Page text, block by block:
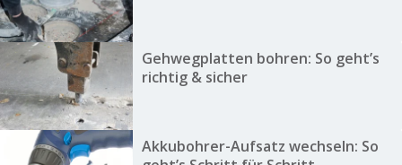
Gehwegplatten bohren: So geht’s
richtig & sicher
Akkubohrer-Aufsatz wechseln: So